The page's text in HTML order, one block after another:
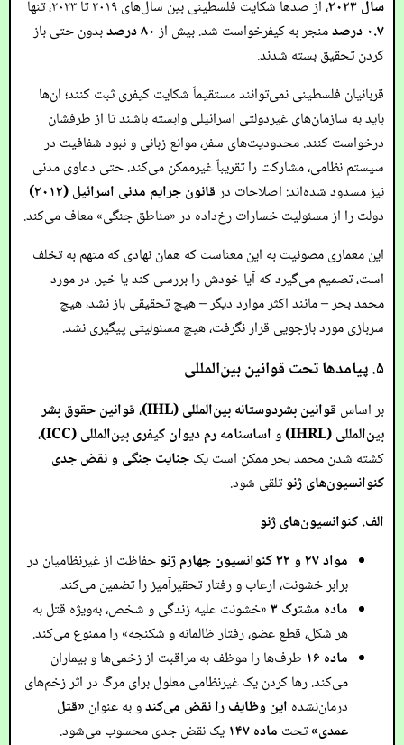
سال ۲۰۲۳
، از صدها شکایت فلسطینی بین سال‌های ۲۰۱۹ تا ۲۰۲۳، تنها
۰.۷ درصد
منجر به کیفرخواست شد. بیش از۸۰ درصد
بدون حتی باز
کردن تحقیق بسته شدند.
قربانیان فلسطینی نمی‌توانند مستقیماً شکایت کیفری ثبت کنند؛ آن‌ها
باید به سازمان‌های غیردولتی اسرائیلی وابسته باشند تا از طرفشان
درخواست کنند. محدودیت‌های سفر، موانع زبانی و نبود شفافیت در
سیستم نظامی، مشارکت را تقریباً غیرممکن می‌کند. حتی دعاوی مدنی
نیز مسدود شده‌اند: اصلاحات درقانون جرایم مدنی اسرائیل (۲۰۱۲)
دولت را از مسئولیت خسارات رخ‌داده در «مناطق جنگی» معاف می‌کند.
این معماری مصونیت به این معناست که همان نهادی که متهم به تخلف
است، تصمیم می‌گیرد که آیا خودش را بررسی کند یا خیر. در مورد
محمد بحر – مانند اکثر موارد دیگر – هیچ تحقیقی باز نشد، هیچ
سربازی مورد بازجویی قرار نگرفت، هیچ مسئولیتی پیگیری نشد.
۵. پیامدها تحت قوانین بین‌المللی
بر اساس قوانین بشردوستانه بین‌المللی (IHL) ،قوانین حقوق بشر
بین‌المللی (IHRL)
واساسنامه رم دیوان کیفری بین‌المللی (ICC)
،
کشته شدن محمد بحر ممکن است یکجنایت جنگی و نقض جدی
کنوانسیون‌های ژنوتلقی شود.
الف. کنوانسیون‌های ژنو
مواد ۲۷ و ۳۲ کنوانسیون چهارم ژنو
حفاظت از غیرنظامیان در
برابر خشونت، ارعاب و رفتار تحقیرآمیز را تضمین می‌کند.
ماده مشترک ۳ «خشونت علیه زندگی و شخص، به‌ویژه قتل به
هر شکل، قطع عضو، رفتار ظالمانه و شکنجه» را ممنوع می‌کند.
ماده ۱۶
طرف‌ها را موظف به مراقبت از زخمی‌ها و بیماران
می‌کند. رها کردن یک غیرنظامی معلول برای مرگ در اثر زخم‌های
درمان‌نشده این وظایف را نقض می‌کندو به عنوان «قتل
عمدی»تحت ماده ۱۴۷
یک نقض جدی محسوب می‌شود.